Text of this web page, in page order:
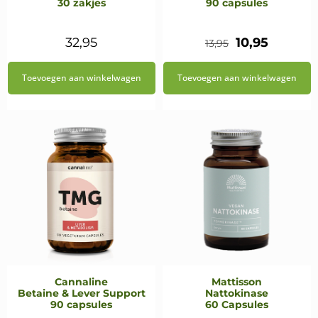
30 zakjes
32,95
Toevoegen aan winkelwagen
90 capsules
13,95
prijs
10,95Huidige
prijs
Toevoegen aan winkelwagen
Cannaline
Betaine & Lever Support
90 capsules
Mattisson
Nattokinase
60 Capsules